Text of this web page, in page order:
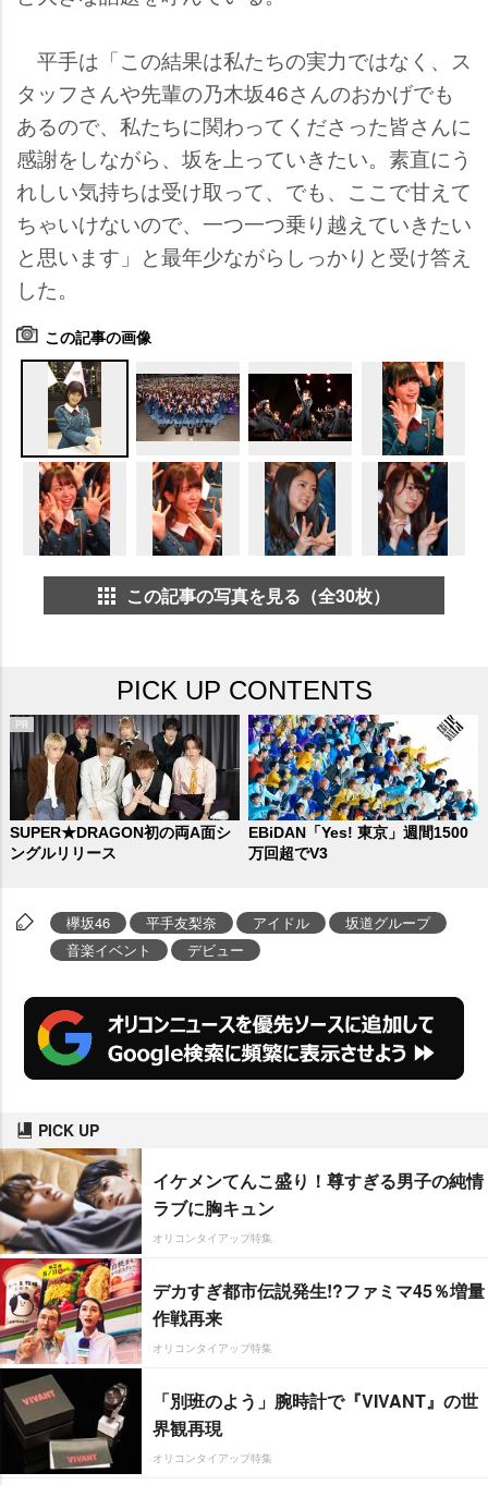
平手は「この結果は私たちの実力ではなく、ス
タッフさんや先輩の乃木坂46さんのおかげでも
あるので、私たちに関わってくださった皆さんに
感謝をしながら、坂を上っていきたい。素直にう
れしい気持ちは受け取って、でも、ここで甘えて
ちゃいけないので、一つ一つ乗り越えていきたい
と思います」と最年少ながらしっかりと受け答え
した。
この記事の画像
この記事の写真を見る（全30枚）
PICK UP CONTENTS
SUPER★DRAGON初の両A面シ
ングルリリース
EBiDAN「Yes! 東京」週間1500
万回超でV3
欅坂46 平手友梨奈 アイドル
坂道グループ
音楽イベント
デビュー
PICK UP
イケメンてんこ盛り！尊すぎる男子の純情
ラブに胸キュン
オリコンタイアップ特集
デカすぎ都市伝説発生!?ファミマ45％増量
作戦再来
オリコンタイアップ特集
「別班のよう」腕時計で『VIVANT』の世
界観再現
オリコンタイアップ特集